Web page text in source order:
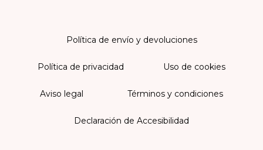
Política de envío y devoluciones
Política de privacidad Uso de cookies
Aviso legal Términos y condiciones
Declaración de Accesibilidad